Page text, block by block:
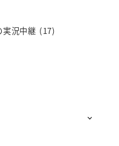
況中継 (17)